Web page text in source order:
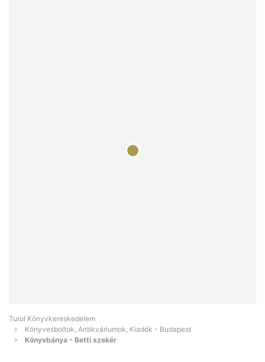
Turul Könyvkereskedelem
Könyvesboltok, Antikváriumok, Kiadók - Budapest
Könyvbánya - Betti szekér